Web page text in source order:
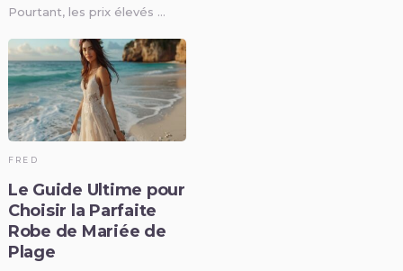
Pourtant, les prix élevés …
FRED
Le Guide Ultime pour
Choisir la Parfaite
Robe de Mariée de
Plage